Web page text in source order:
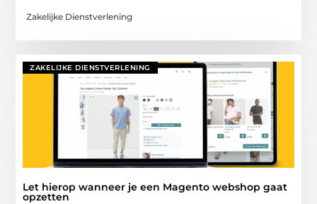
Zakelijke Dienstverlening
ZAKELIJKE DIENSTVERLENING
Let hierop wanneer je een Magento webshop gaat
opzetten